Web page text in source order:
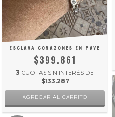
ESCLAVA CORAZONES EN PAVE
$399.861
3 CUOTAS SIN INTERÉS DE
$133.287